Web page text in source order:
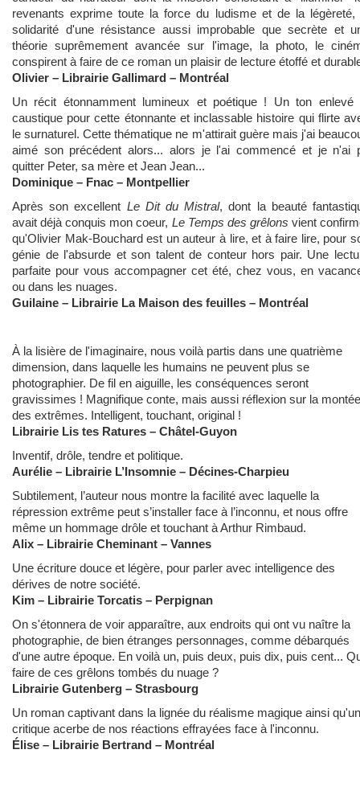
revenants exprime toute la force du ludisme et de la légèreté,
solidarité d'une résistance aussi improbable que secrète et
théorie suprêmement avancée sur l'image, la photo, le
conspirent à faire de ce roman un plaisir de lecture étoffé et
Olivier – Librairie Gallimard – Montréal
Un récit étonnamment lumineux et poétique ! Un ton enlevé
caustique pour cette étonnante et inclassable histoire qui flirte
le surnaturel. Cette thématique ne m'attirait guère mais j'ai
aimé son précédent alors... alors je l'ai commencé et je n'ai
quitter Peter, sa mère et Jean Jean...
Dominique – Fnac – Montpellier
Après son excellent Le Dit du Mistral, dont la beauté
avait déjà conquis mon coeur, Le Temps des grêlons vient
qu'Olivier Mak-Bouchard est un auteur à lire, et à faire lire, pour
génie de l'absurde et son talent de conteur hors pair. Une
parfaite pour vous accompagner cet été, chez vous, en
ou dans les nuages.
Guilaine – Librairie La Maison des feuilles – Montréal
À la lisière de l'imaginaire, nous voilà partis dans une quatrième
dimension, dans laquelle les humains ne peuvent plus se
photographier. De fil en aiguille, les conséquences seront
gravissimes ! Magnifique conte, mais aussi réflexion sur la montée
des extrêmes. Intelligent, touchant, original !
Librairie Lis tes Ratures – Châtel-Guyon
Inventif, drôle, tendre et politique.
Aurélie – Librairie L’Insomnie – Décines-Charpieu
Subtilement, l’auteur nous montre la facilité avec laquelle la
répression extrême peut s’installer face à l’inconnu, et nous offre
même un hommage drôle et touchant à Arthur Rimbaud.
Alix – Librairie Cheminant – Vannes
Une écriture douce et légère, pour parler avec intelligence des
dérives de notre société.
Kim – Librairie Torcatis – Perpignan
On s'étonnera de voir apparaître, aux endroits qui ont vu naître la
photographie, de bien étranges personnages, comme débarqués
d'une autre époque. En voilà un, puis deux, puis dix, puis cent...
faire de ces grêlons tombés du nuage ?
Librairie Gutenberg – Strasbourg
Un roman captivant dans la lignée du réalisme magique ainsi
critique acerbe de nos réactions effrayées face à l'inconnu.
Élise – Librairie Bertrand – Montréal